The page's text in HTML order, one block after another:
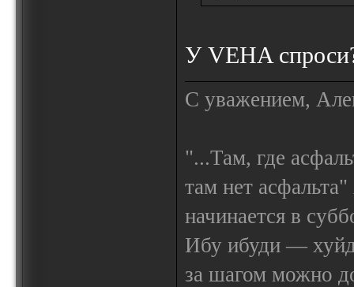
У VEHA
С уважением,
"...Там, где
там нет
начинается в
Ибу ибуди —
за шагом можно